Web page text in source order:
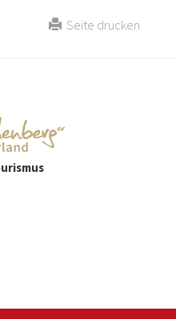
Seite drucken